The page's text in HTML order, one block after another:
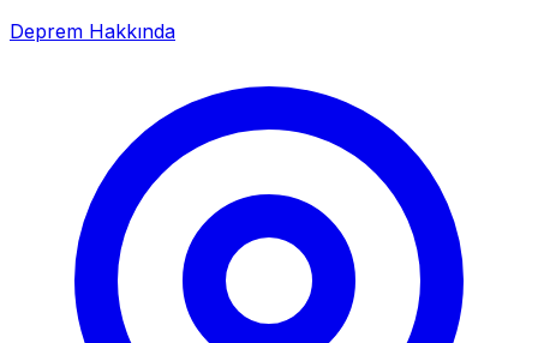
Deprem Hakkında